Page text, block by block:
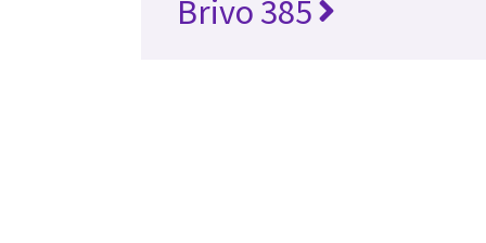
Brivo 385